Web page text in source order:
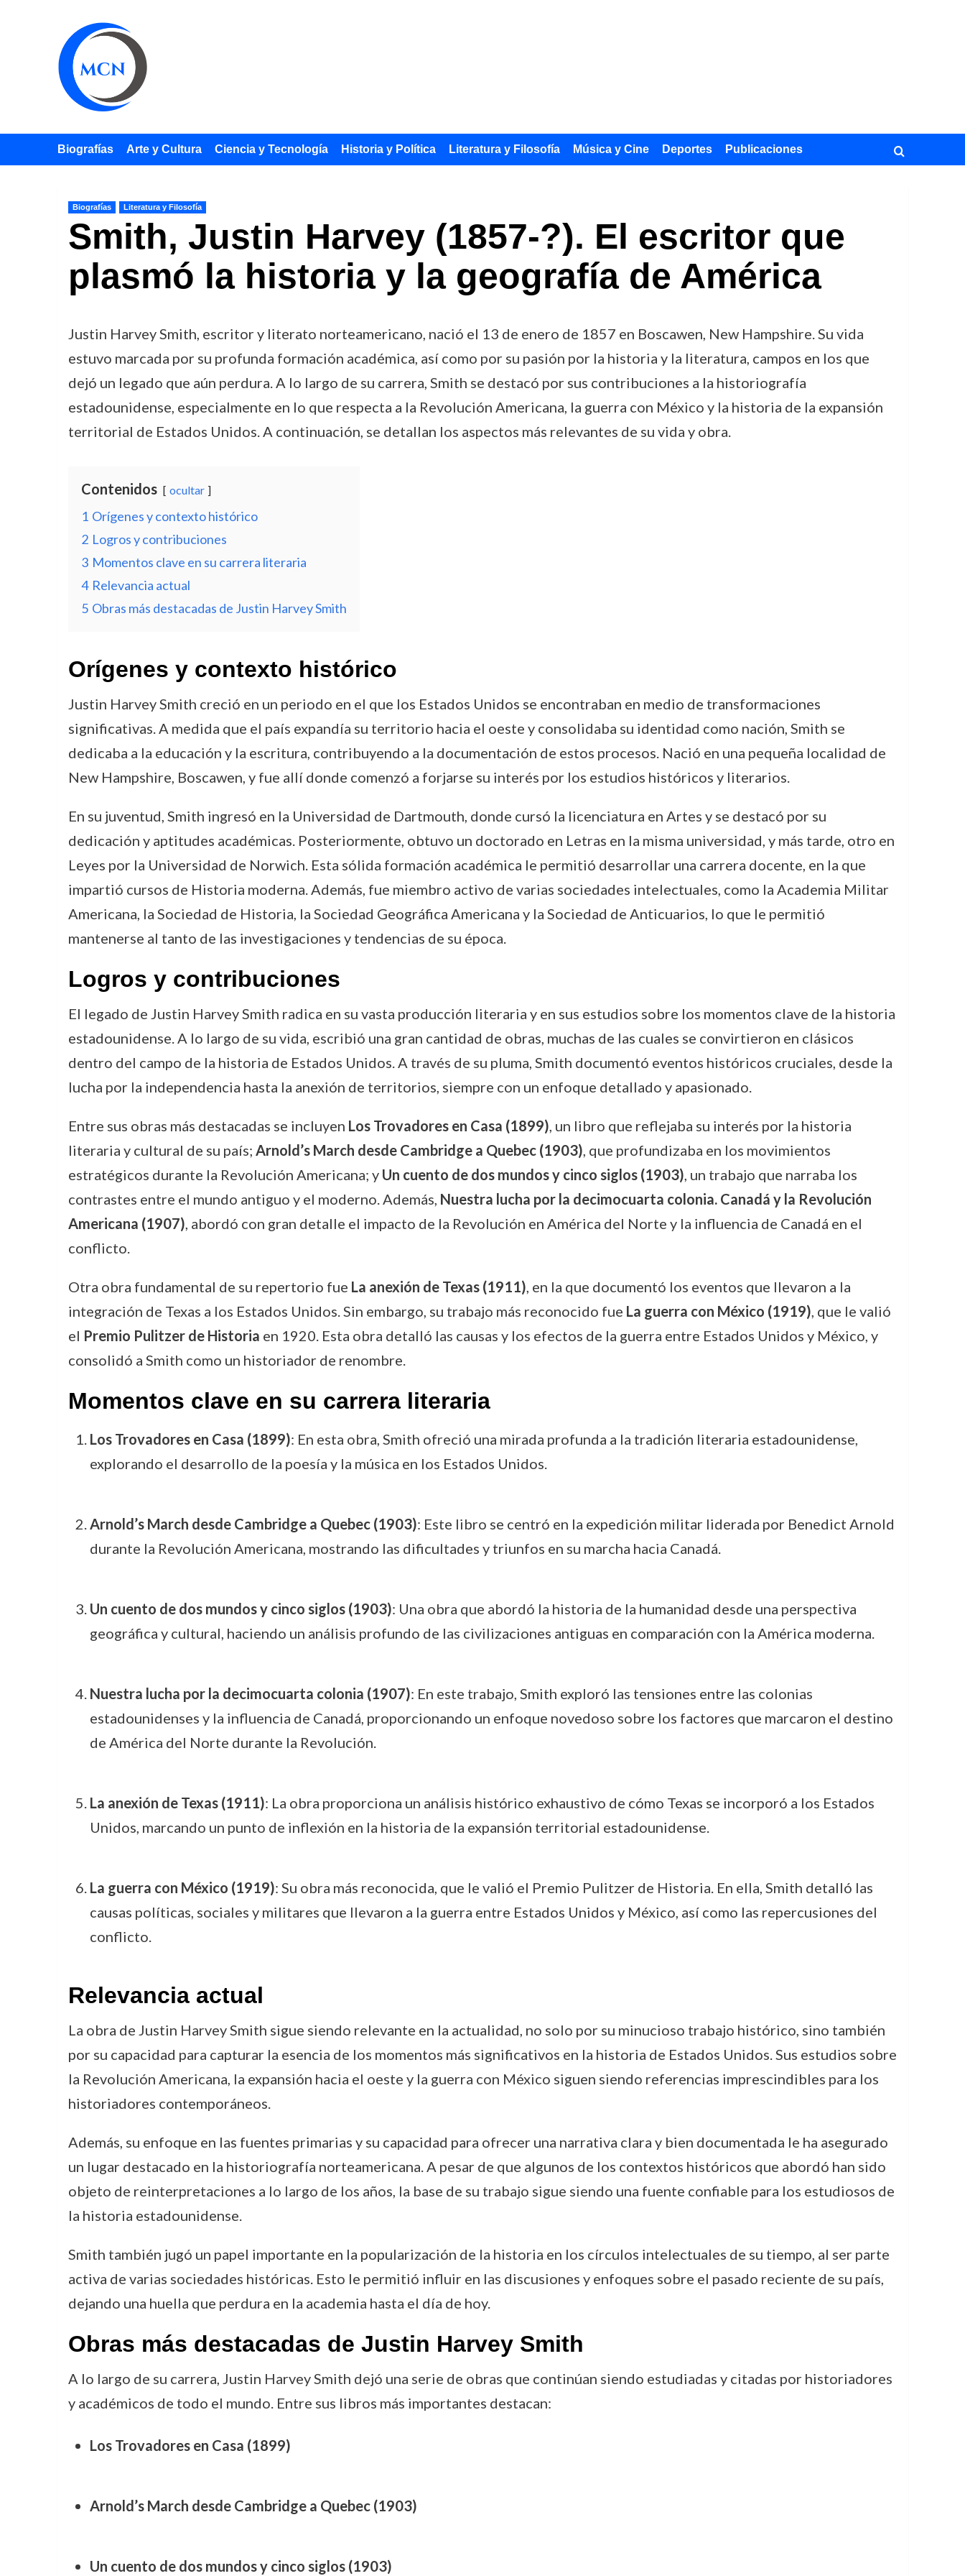
Biografías Arte y Cultura Ciencia y Tecnología Historia y Política Literatura y Filosofía Música y Cine Deportes Publicaciones
Biografías Literatura y Filosofía
Smith, Justin Harvey (1857-?). El escritor que
plasmó la historia y la geografía de América
Justin Harvey Smith, escritor y literato norteamericano, nació el 13 de enero de 1857 en Boscawen, New Hampshire. Su vida
estuvo marcada por su profunda formación académica, así como por su pasión por la historia y la literatura, campos en los que
dejó un legado que aún perdura. A lo largo de su carrera, Smith se destacó por sus contribuciones a la historiografía
estadounidense, especialmente en lo que respecta a la Revolución Americana, la guerra con México y la historia de la expansión
territorial de Estados Unidos. A continuación, se detallan los aspectos más relevantes de su vida y obra.
Contenidos ocultar
1 Orígenes y contexto histórico
2 Logros y contribuciones
3 Momentos clave en su carrera literaria
4 Relevancia actual
5 Obras más destacadas de Justin Harvey Smith
Orígenes y contexto histórico
Justin Harvey Smith creció en un periodo en el que los Estados Unidos se encontraban en medio de transformaciones
significativas. A medida que el país expandía su territorio hacia el oeste y consolidaba su identidad como nación, Smith se
dedicaba a la educación y la escritura, contribuyendo a la documentación de estos procesos. Nació en una pequeña localidad de
New Hampshire, Boscawen, y fue allí donde comenzó a forjarse su interés por los estudios históricos y literarios.
En su juventud, Smith ingresó en la Universidad de Dartmouth, donde cursó la licenciatura en Artes y se destacó por su
dedicación y aptitudes académicas. Posteriormente, obtuvo un doctorado en Letras en la misma universidad, y más tarde, otro en
Leyes por la Universidad de Norwich. Esta sólida formación académica le permitió desarrollar una carrera docente, en la que
impartió cursos de Historia moderna. Además, fue miembro activo de varias sociedades intelectuales, como la Academia Militar
Americana, la Sociedad de Historia, la Sociedad Geográfica Americana y la Sociedad de Anticuarios, lo que le permitió
mantenerse al tanto de las investigaciones y tendencias de su época.
Logros y contribuciones
El legado de Justin Harvey Smith radica en su vasta producción literaria y en sus estudios sobre los momentos clave de la historia
estadounidense. A lo largo de su vida, escribió una gran cantidad de obras, muchas de las cuales se convirtieron en clásicos
dentro del campo de la historia de Estados Unidos. A través de su pluma, Smith documentó eventos históricos cruciales, desde la
lucha por la independencia hasta la anexión de territorios, siempre con un enfoque detallado y apasionado.
Entre sus obras más destacadas se incluyen Los Trovadores en Casa (1899), un libro que reflejaba su interés por la historia
literaria y cultural de su país; Arnold’s March desde Cambridge a Quebec (1903), que profundizaba en los movimientos
estratégicos durante la Revolución Americana; y Un cuento de dos mundos y cinco siglos (1903), un trabajo que narraba los
contrastes entre el mundo antiguo y el moderno. Además, Nuestra lucha por la decimocuarta colonia. Canadá y la Revolución
Americana (1907), abordó con gran detalle el impacto de la Revolución en América del Norte y la influencia de Canadá en el
conflicto.
Otra obra fundamental de su repertorio fue La anexión de Texas (1911), en la que documentó los eventos que llevaron a la
integración de Texas a los Estados Unidos. Sin embargo, su trabajo más reconocido fue La guerra con México (1919), que le valió
el Premio Pulitzer de Historia en 1920. Esta obra detalló las causas y los efectos de la guerra entre Estados Unidos y México, y
consolidó a Smith como un historiador de renombre.
Momentos clave en su carrera literaria
Los Trovadores en Casa (1899): En esta obra, Smith ofreció una mirada profunda a la tradición literaria estadounidense,
explorando el desarrollo de la poesía y la música en los Estados Unidos.
Arnold’s March desde Cambridge a Quebec (1903): Este libro se centró en la expedición militar liderada por Benedict Arnold
durante la Revolución Americana, mostrando las dificultades y triunfos en su marcha hacia Canadá.
Un cuento de dos mundos y cinco siglos (1903): Una obra que abordó la historia de la humanidad desde una perspectiva
geográfica y cultural, haciendo un análisis profundo de las civilizaciones antiguas en comparación con la América moderna.
Nuestra lucha por la decimocuarta colonia (1907): En este trabajo, Smith exploró las tensiones entre las colonias
estadounidenses y la influencia de Canadá, proporcionando un enfoque novedoso sobre los factores que marcaron el destino
de América del Norte durante la Revolución.
La anexión de Texas (1911): La obra proporciona un análisis histórico exhaustivo de cómo Texas se incorporó a los Estados
Unidos, marcando un punto de inflexión en la historia de la expansión territorial estadounidense.
La guerra con México (1919): Su obra más reconocida, que le valió el Premio Pulitzer de Historia. En ella, Smith detalló las
causas políticas, sociales y militares que llevaron a la guerra entre Estados Unidos y México, así como las repercusiones del
conflicto.
Relevancia actual
La obra de Justin Harvey Smith sigue siendo relevante en la actualidad, no solo por su minucioso trabajo histórico, sino también
por su capacidad para capturar la esencia de los momentos más significativos en la historia de Estados Unidos. Sus estudios sobre
la Revolución Americana, la expansión hacia el oeste y la guerra con México siguen siendo referencias imprescindibles para los
historiadores contemporáneos.
Además, su enfoque en las fuentes primarias y su capacidad para ofrecer una narrativa clara y bien documentada le ha asegurado
un lugar destacado en la historiografía norteamericana. A pesar de que algunos de los contextos históricos que abordó han sido
objeto de reinterpretaciones a lo largo de los años, la base de su trabajo sigue siendo una fuente confiable para los estudiosos de
la historia estadounidense.
Smith también jugó un papel importante en la popularización de la historia en los círculos intelectuales de su tiempo, al ser parte
activa de varias sociedades históricas. Esto le permitió influir en las discusiones y enfoques sobre el pasado reciente de su país,
dejando una huella que perdura en la academia hasta el día de hoy.
Obras más destacadas de Justin Harvey Smith
A lo largo de su carrera, Justin Harvey Smith dejó una serie de obras que continúan siendo estudiadas y citadas por historiadores
y académicos de todo el mundo. Entre sus libros más importantes destacan:
Los Trovadores en Casa (1899)
Arnold’s March desde Cambridge a Quebec (1903)
Un cuento de dos mundos y cinco siglos (1903)